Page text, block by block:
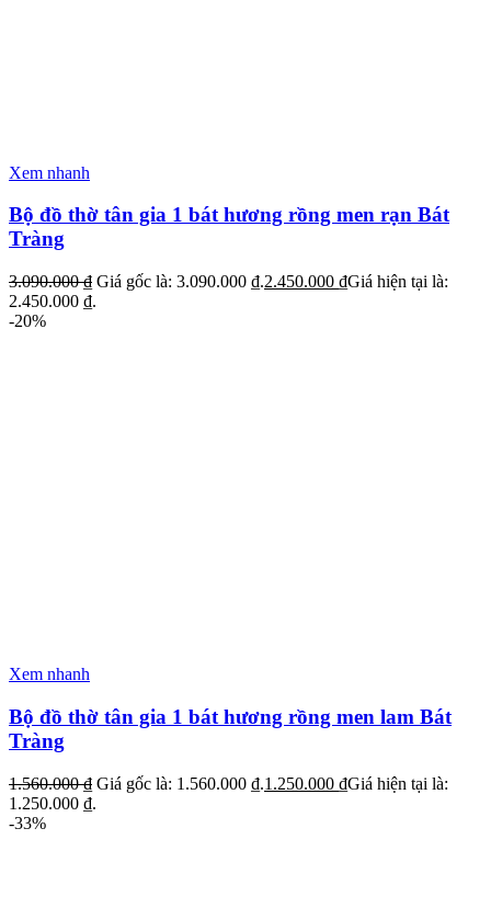
Xem nhanh
Bộ đồ thờ tân gia 1 bát hương rồng men rạn Bát
Tràng
3.090.000₫ Giá gốc là: 3.090.000 ₫.2.450.000 ₫Giá hiện tại là:
2.450.000 ₫.
-20%
Xem nhanh
Bộ đồ thờ tân gia 1 bát hương rồng men lam Bát
Tràng
1.560.000₫ Giá gốc là: 1.560.000 ₫.1.250.000 ₫Giá hiện tại là:
1.250.000 ₫.
-33%